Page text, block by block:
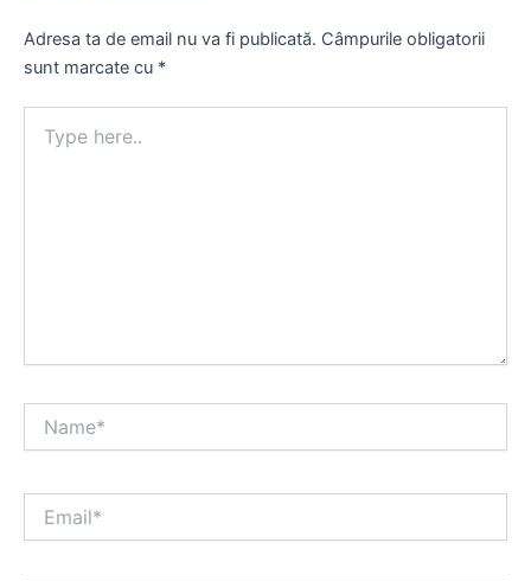
Adresa ta de email nu va fi publicată. Câmpurile obligatorii
sunt marcate cu *
here..